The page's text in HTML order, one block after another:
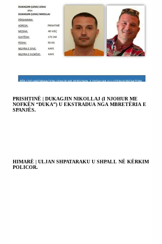
PRISHTINË | DUKAGJIN NIKOLLAJ (I NJOHUR ME
NOFKËN “DUKA”) U EKSTRADUA NGA MBRETËRIA E
SPANJËS.
HIMARË | ULJAN SHPATARAKU U SHPALL NË KËRKIM
POLICOR.